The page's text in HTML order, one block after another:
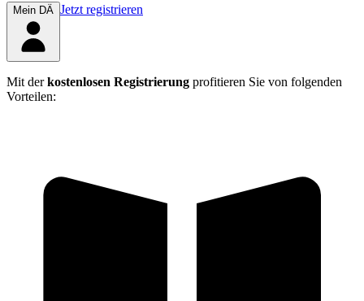
Mein DÄ Jetzt registrieren
Mit derkostenlosen Registrierung profitieren Sie von folgenden
Vorteilen: